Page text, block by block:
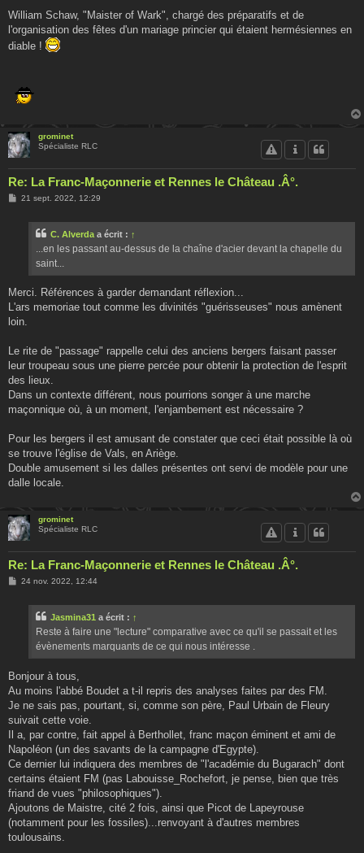
William Schaw, "Maister of Wark", chargé des préparatifs et de
l'organisation des fêtes d'un mariage princier qui étaient hermésiennes en
diable !
grominet
Spécialiste RLC
Re: La Franc-Maçonnerie et Rennes le Château .Â°.
M21 sept. 2022, 12:29
C. Alverda a écrit : ↑
...en les passant au-dessus de la chaîne d'acier devant la chapelle du
saint...
Merci. Références à garder demandant réflexion...
L'ars memoriae tout comme les divinités "guérisseuses" nous amènent
loin.
Le rite de "passage" rappelle celui des anciens bergers faisant passer
leur troupeau sous une pierre percée pour obtenir la protection de l'esprit
des lieux.
Dans un contexte différent, nous pourrions songer à une marche
maçonnique où, à un moment, l'enjambement est nécessaire ?
Pour les bergers il est amusant de constater que ceci était possible là où
se trouve l'église de Vals, en Ariège.
Double amusement si les dalles présentes ont servi de modèle pour une
dalle locale.
grominet
Spécialiste RLC
Re: La Franc-Maçonnerie et Rennes le Château .Â°.
M24 nov. 2022, 12:44
Jasmina31 a écrit : ↑
Reste à faire une "lecture" comparative avec ce qu'il se passait et les
évènements marquants de ce qui nous intéresse .
Bonjour à tous,
Au moins l'abbé Boudet a t-il repris des analyses faites par des FM.
Je ne sais pas, pourtant, si, comme son père, Paul Urbain de Fleury
suivait cette voie.
Il a, par contre, fait appel à Berthollet, franc maçon éminent et ami de
Napoléon (un des savants de la campagne d'Egypte).
Ce dernier lui indiquera des membres de "l'académie du Bugarach" dont
certains étaient FM (pas Labouisse_Rochefort, je pense, bien que très
friand de vues "philosophiques").
Ajoutons de Maistre, cité 2 fois, ainsi que Picot de Lapeyrouse
(notamment pour les fossiles)...renvoyant à d'autres membres
toulousains.